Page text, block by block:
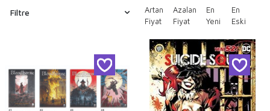
Filtre
Artan
Fiyat
Azalan
Fiyat
En
Yeni
En
Eski